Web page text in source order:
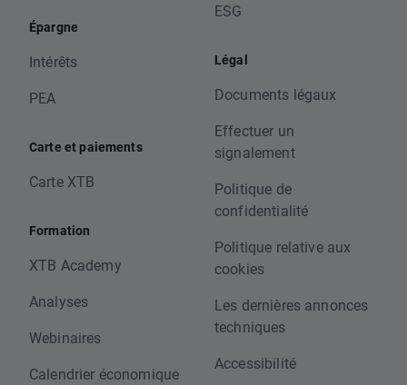
Épargne
Intérêts
PEA
Carte et paiements
Carte XTB
Formation
XTB Academy
Analyses
Webinaires
Calendrier économique
ESG
Légal
Documents légaux
Effectuer un
signalement
Politique de
confidentialité
Politique relative aux
cookies
Les dernières annonces
techniques
Accessibilité